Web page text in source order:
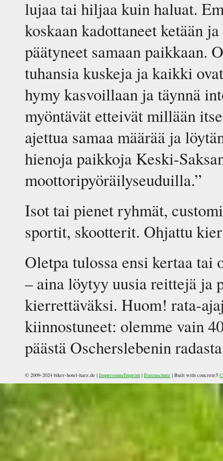
lujaa tai hiljaa kuin haluat.
koskaan kadottaneet ketään
päätyneet samaan paikkaan.
tuhansia kuskeja ja kaikki
hymy kasvoillaan ja täynnä
myöntävät etteivät millään
ajettua samaa määrää ja
hienoja paikkoja Keski-
moottoripyöräilyseuduilla.”
Isot tai pienet ryhmät,
sportit, skootterit. Ohjattu
Oletpa tulossa ensi kertaa tai
– aina löytyy uusia reittejä ja
kierrettäväksi. Huom! rata-
kiinnostuneet: olemme vain
päästä Oscherslebenin
© 2009-2024 biker-hotel-harz.de | Impressum/Imprint | Datenschutz | Built with concrete5